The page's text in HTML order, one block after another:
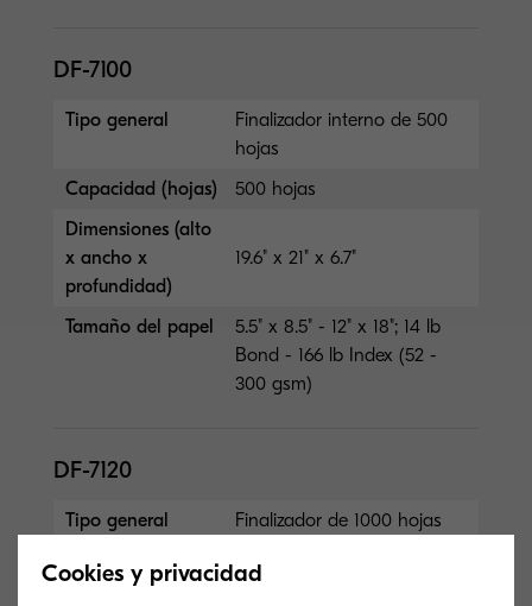
DF-7100
Tipo general
Finalizador interno de 500
hojas
Capacidad (hojas)
500 hojas
Dimensiones (alto
x ancho x
profundidad)
19.6" x 21" x 6.7"
Tamaño del papel
5.5" x 8.5" - 12" x 18"; 14 lb
Bond - 166 lb Index (52 -
300 gsm)
DF-7120
Tipo general
Finalizador de 1000 hojas
Capacidad (hojas)
Cookies y privacidad